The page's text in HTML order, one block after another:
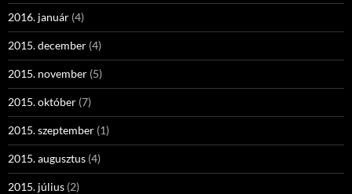
2016. január (4)
2015. december (4)
2015. november (5)
2015. október (7)
2015. szeptember (1)
2015. augusztus (4)
2015. július (2)